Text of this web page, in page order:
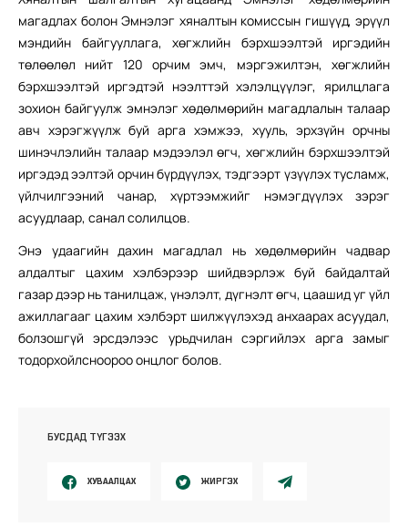
магадлах болон Эмнэлэг хяналтын комиссын гишүүд, эрүүл
мэндийн байгууллага, хөгжлийн бэрхшээлтэй иргэдийн
төлөөлөл нийт 120 орчим эмч, мэргэжилтэн, хөгжлийн
бэрхшээлтэй иргэдтэй нээлттэй хэлэлцүүлэг, ярилцлага
зохион байгуулж эмнэлэг хөдөлмөрийн магадлалын талаар
авч хэрэгжүүлж буй арга хэмжээ, хууль, эрхзүйн орчны
шинэчлэлийн талаар мэдээлэл өгч, хөгжлийн бэрхшээлтэй
иргэдэд ээлтэй орчин бүрдүүлэх, тэдгээрт үзүүлэх тусламж,
үйлчилгээний чанар, хүртээмжийг нэмэгдүүлэх зэрэг
асуудлаар, санал солилцов.
Энэ удаагийн дахин магадлал нь хөдөлмөрийн чадвар
алдалтыг цахим хэлбэрээр шийдвэрлэж буй байдалтай
газар дээр нь танилцаж, үнэлэлт, дүгнэлт өгч, цаашид уг үйл
ажиллагааг цахим хэлбэрт шилжүүлэхэд анхаарах асуудал,
болзошгүй эрсдэлээс урьдчилан сэргийлэх арга замыг
тодорхойлсноороо онцлог болов.
БУСДАД ТҮГЭЭХ
ХУВААЛЦАХ ЖИРГЭХ